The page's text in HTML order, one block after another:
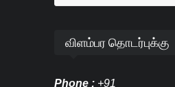
விளம்பர தொடர்புக்கு
Phone : +91